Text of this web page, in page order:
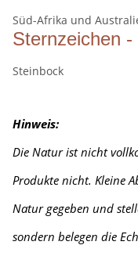
Süd-Afrika und
Sternzeichen -
Steinbock
Hinweis:
Die Natur ist nicht
Produkte nicht. Kleine
Natur gegeben und
sondern belegen die